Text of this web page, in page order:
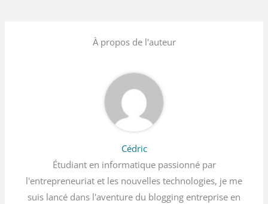
À propos de l'auteur
Cédric
Étudiant en informatique passionné par
l'entrepreneuriat et les nouvelles technologies, je me
suis lancé dans l'aventure du blogging entreprise en